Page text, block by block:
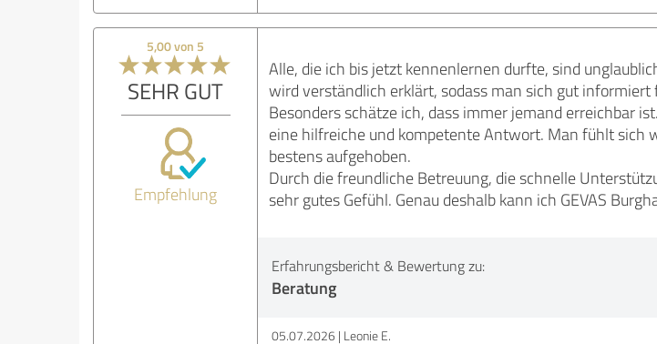
5,00 von 5
SEHR GUT
Empfehlung
Alle, die ich bis jetzt kennenlernen durfte, sind
wird verständlich erklärt, sodass man sich gut
Besonders schätze ich, dass immer jemand erreichbar
eine hilfreiche und kompetente Antwort. Man fühlt sich
bestens aufgehoben.
Durch die freundliche Betreuung, die schnelle
sehr gutes Gefühl. Genau deshalb kann ich GEVAS
Erfahrungsbericht & Bewertung zu:
Beratung
05.07.2026 Leonie E.